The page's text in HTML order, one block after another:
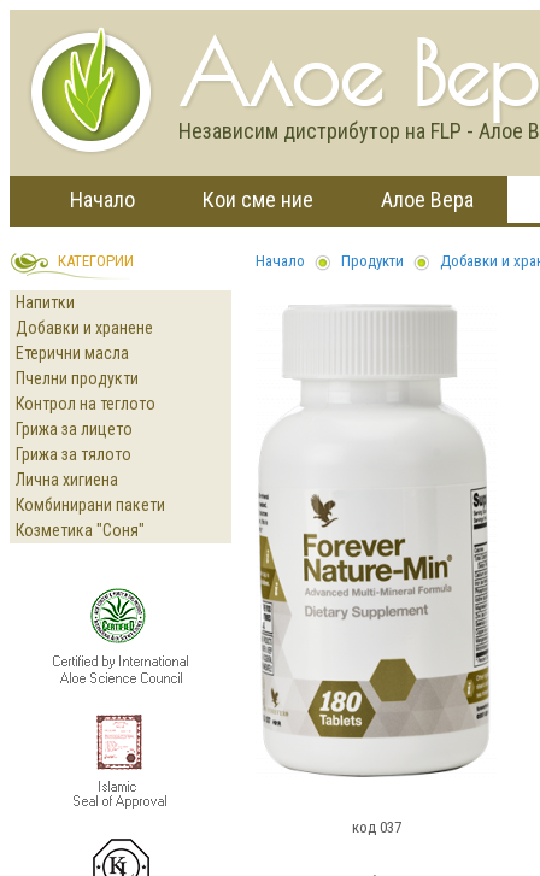
Алое
Независим дистрибутор на FLP - Алое
Начало Кои сме ние Алое Вера
КАТЕГОРИИ
Напитки
Добавки и хранене
Етерични масла
Пчелни продукти
Контрол на теглото
Грижа за лицето
Грижа за тялото
Лична хигиена
Комбинирани пакети
Козметика "Соня"
Начало Продукти Добавки и
код 037